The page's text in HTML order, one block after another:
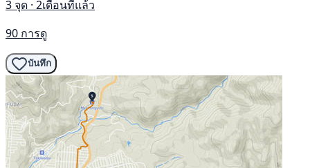
3 จุด · 2เดือนที่แล้ว
90 การดู
บันทึก